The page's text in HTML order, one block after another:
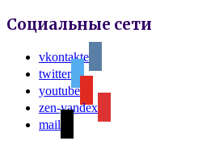
Социальные сети
vkontakte
twitter
youtube
zen-yandex
mail